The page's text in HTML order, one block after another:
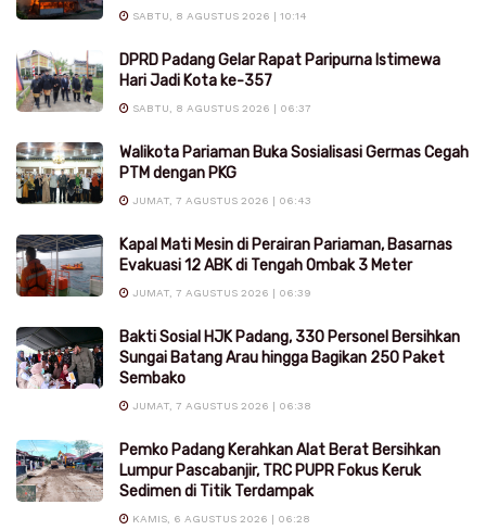
SABTU, 8 AGUSTUS 2026 | 10:14
DPRD Padang Gelar Rapat Paripurna Istimewa
Hari Jadi Kota ke-357
SABTU, 8 AGUSTUS 2026 | 06:37
Walikota Pariaman Buka Sosialisasi Germas Cegah
PTM dengan PKG
JUMAT, 7 AGUSTUS 2026 | 06:43
Kapal Mati Mesin di Perairan Pariaman, Basarnas
Evakuasi 12 ABK di Tengah Ombak 3 Meter
JUMAT, 7 AGUSTUS 2026 | 06:39
Bakti Sosial HJK Padang, 330 Personel Bersihkan
Sungai Batang Arau hingga Bagikan 250 Paket
Sembako
JUMAT, 7 AGUSTUS 2026 | 06:38
Pemko Padang Kerahkan Alat Berat Bersihkan
Lumpur Pascabanjir, TRC PUPR Fokus Keruk
Sedimen di Titik Terdampak
KAMIS, 6 AGUSTUS 2026 | 06:28